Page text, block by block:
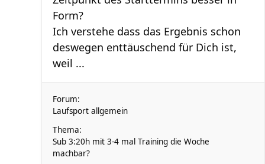
Form?
Ich verstehe dass das Ergebnis schon
deswegen enttäuschend für Dich ist,
weil ...
Forum:
Laufsport allgemein
Thema:
Sub 3:20h mit 3-4 mal Training die Woche
machbar?